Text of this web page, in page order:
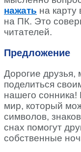
нажать на
на ПК. Это
читателей.
Предложение
Дорогие
поделиться
нашего
мир, который
символов,
снах помогут
собственные